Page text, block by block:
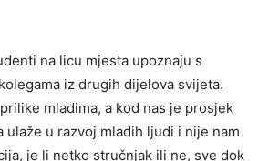
na licu mjesta upoznaju s
iz drugih dijelova svijeta.
mladima, a kod nas je prosjek
ulaže u razvoj mladih ljudi i nije nam
je li netko stručnjak ili ne, sve dok